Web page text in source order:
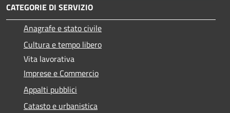
CATEGORIE DI SERVIZIO
Anagrafe e stato civile
Cultura e tempo libero
Vita lavorativa
Imprese e Commercio
Appalti pubblici
Catasto e urbanistica